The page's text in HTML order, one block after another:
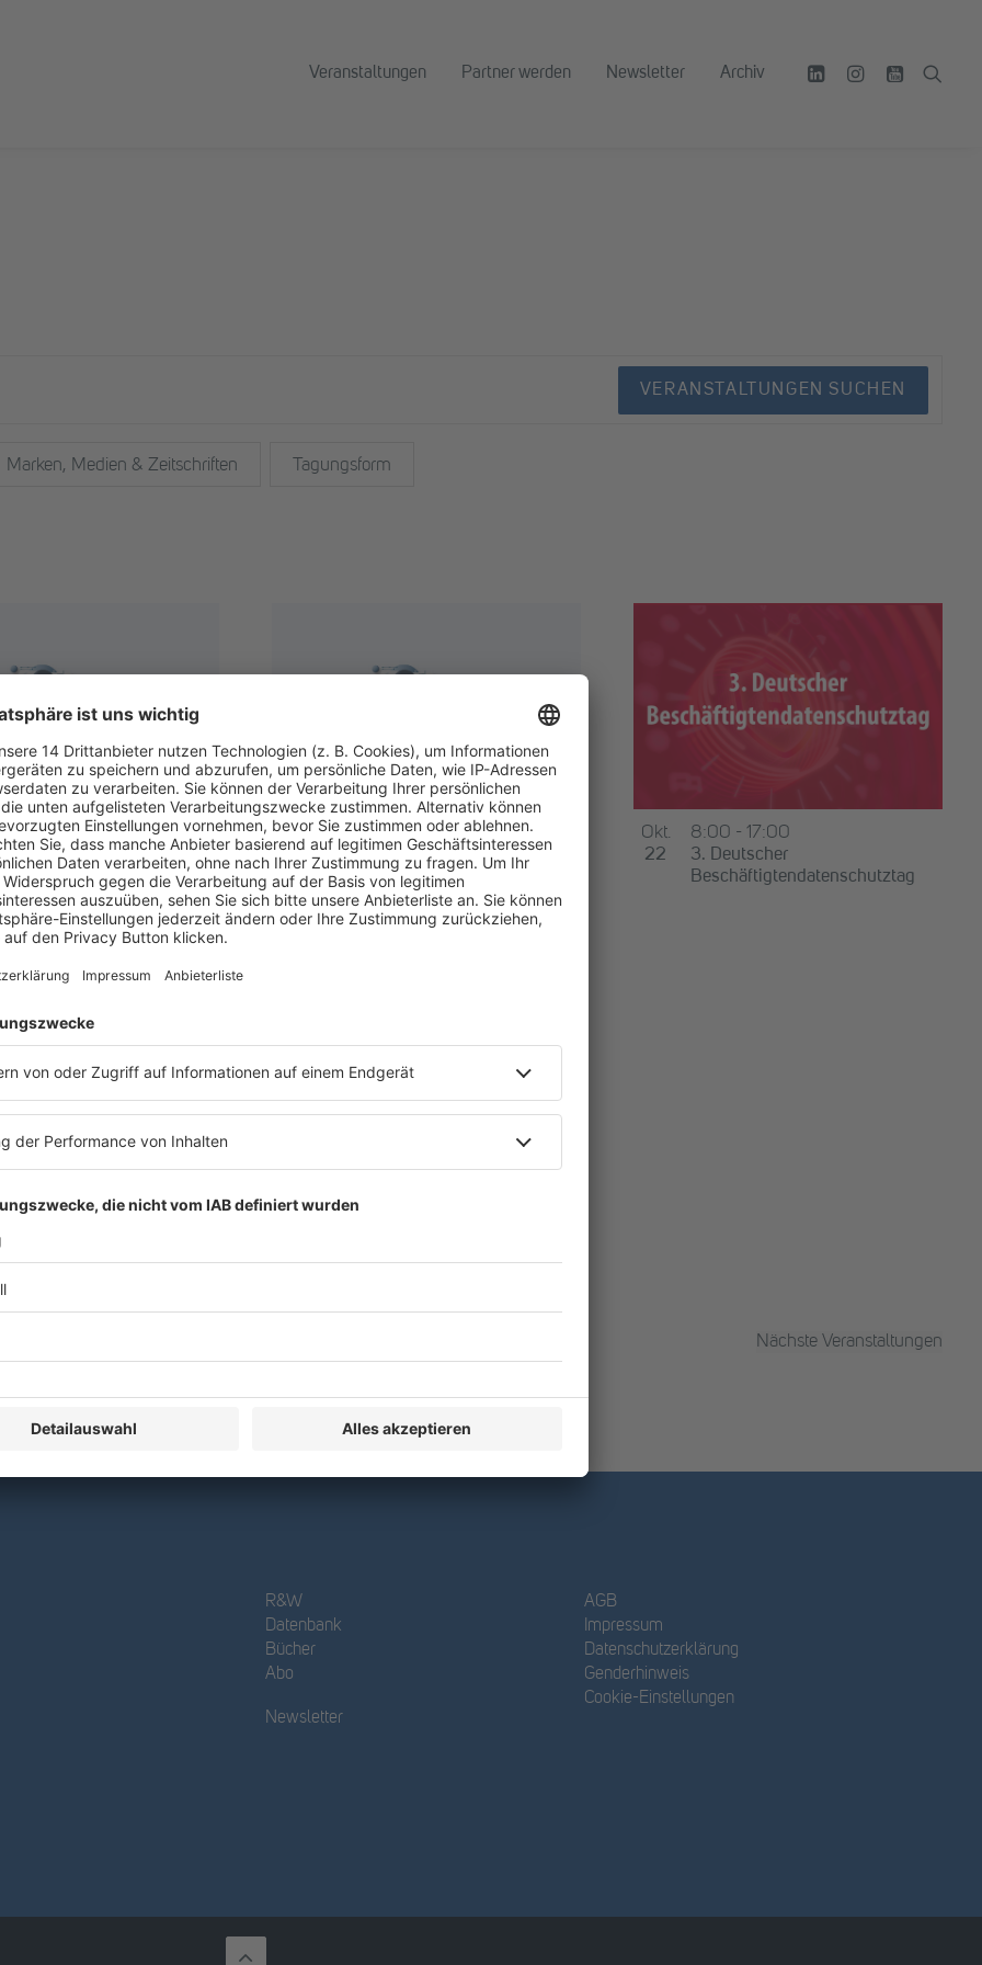
Veranstaltungen Partner werden Newsletter Archiv
VERANSTALTUNGEN SUCHEN
Marken, Medien & Zeitschriften Tagungsform
Lösungen im
2026
-19:00
Sep.
24
Kreative Lösungen im
Arbeitsrecht 2026
14:30-19:00
Okt.
22
3. Deutscher
Beschäftigtendatenschutztag
8:00 - 17:00
Nächste Veranstaltungen
R&W
Datenbank
Bücher
Abo
Newsletter
AGB
Impressum
Datenschutzerklärung
Genderhinweis
Cookie-Einstellungen